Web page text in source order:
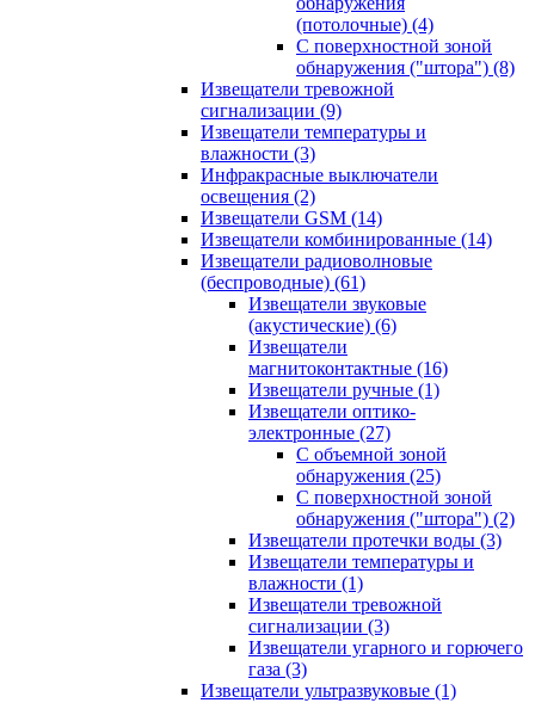
(потолочные) (4)
С поверхностной зоной
обнаружения ("штора") (8)
Извещатели тревожной
сигнализации (9)
Извещатели температуры и
влажности (3)
Инфракрасные выключатели
освещения (2)
Извещатели GSM (14)
Извещатели комбинированные (14)
Извещатели радиоволновые
(беспроводные) (61)
Извещатели звуковые
(акустические) (6)
Извещатели
магнитоконтактные (16)
Извещатели ручные (1)
Извещатели оптико-
электронные (27)
С объемной зоной
обнаружения (25)
С поверхностной зоной
обнаружения ("штора") (2)
Извещатели протечки воды (3)
Извещатели температуры и
влажности (1)
Извещатели тревожной
сигнализации (3)
Извещатели угарного и горючего
газа (3)
Извещатели ультразвуковые (1)